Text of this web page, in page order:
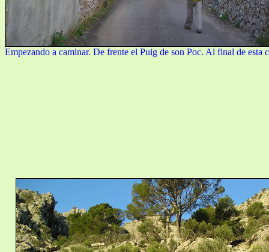
Empezando a caminar. De frente el Puig de son Poc. Al final de esta